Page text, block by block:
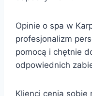
Opinie o spa w
profesjonalizm
pomocą i chętnie
odpowiednich
Klienci cenią sobie